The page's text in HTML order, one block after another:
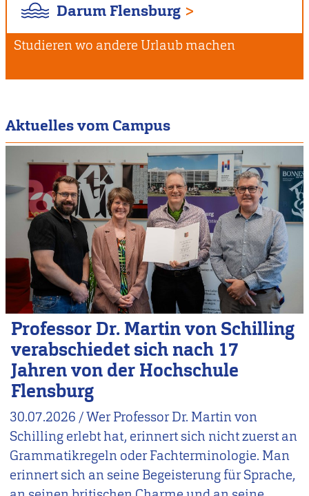
Darum Flensburg
Studieren wo andere Urlaub machen
Aktuelles vom Campus
Professor Dr. Martin von Schilling
verabschiedet sich nach 17
Jahren von der Hochschule
Flensburg
30.07.2026 /Wer Professor Dr. Martin von
Schilling erlebt hat, erinnert sich nicht zuerst an
Grammatikregeln oder Fachterminologie. Man
erinnert sich an seine Begeisterung für Sprache,